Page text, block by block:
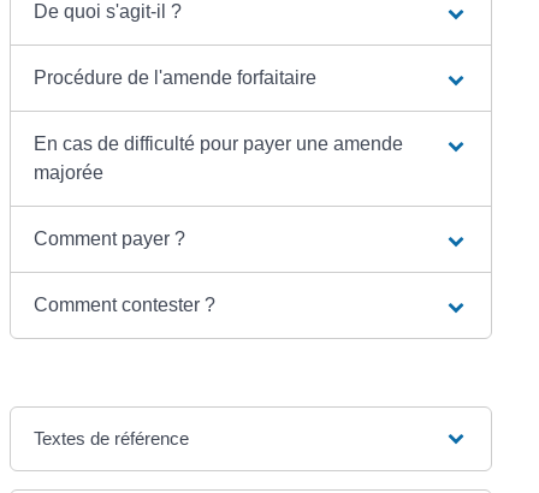
De quoi s'agit-il ?
Procédure de l'amende forfaitaire
En cas de difficulté pour payer une amende
majorée
Comment payer ?
Comment contester ?
Textes de référence